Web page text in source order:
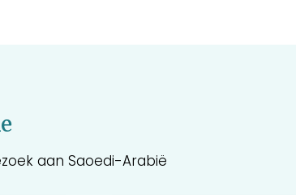
aan Saoedi-Arabië